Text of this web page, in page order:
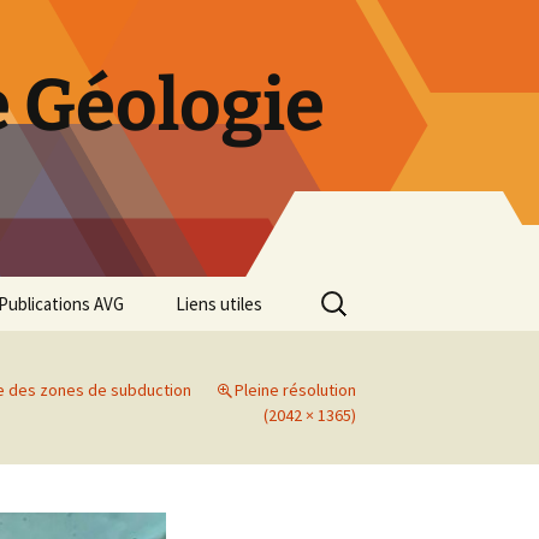
Publications AVG Liens utiles
Rechercher :
des zones de subduction
Pleine résolution
(2042 × 1365)